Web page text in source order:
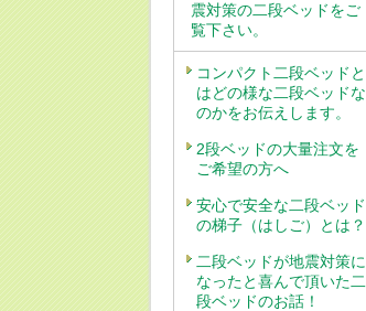
震対策の二段ベッドをご
覧下さい。
コンパクト二段ベッドと
はどの様な二段ベッドな
のかをお伝えします。
2段ベッドの大量注文を
ご希望の方へ
安心で安全な二段ベッド
の梯子（はしご）とは？
二段ベッドが地震対策に
なったと喜んで頂いた二
段ベッドのお話！